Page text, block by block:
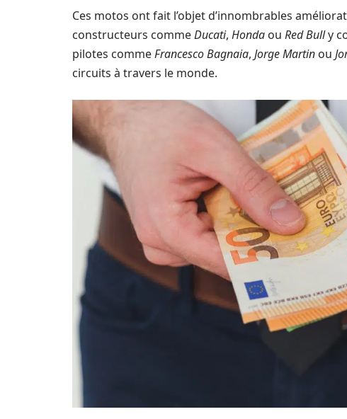
Ces motos ont fait l’objet d’innombrables
constructeurs commeDucati, Honda ou Red Bully
pilotes commeFrancesco Bagnaia, Jorge Martin ou
circuits à travers le monde.